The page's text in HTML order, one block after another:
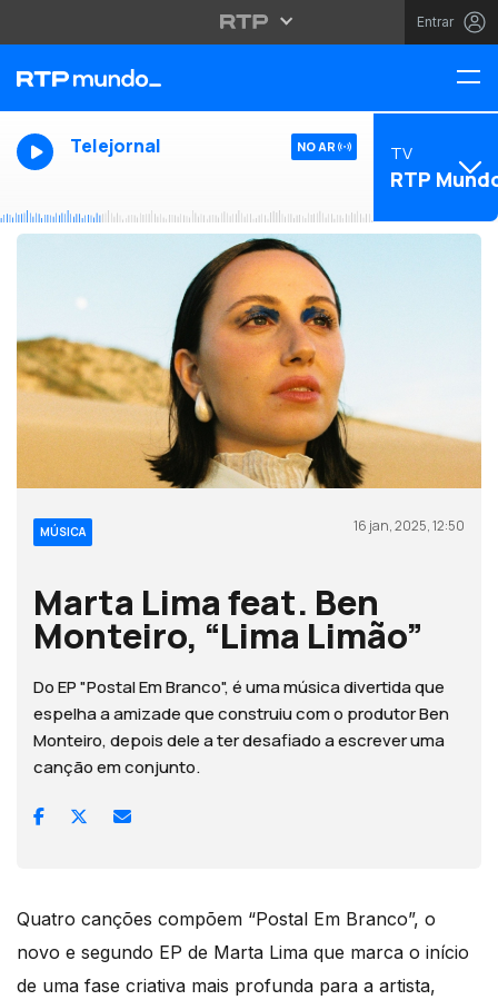
Entrar
Telejornal NO AR TV
RTP
MÚSICA 16 jan, 2025, 12:50
Marta Lima feat. Ben
Monteiro, “Lima Limão”
Do EP "Postal Em Branco", é uma música divertida que
espelha a amizade que construiu com o produtor Ben
Monteiro, depois dele a ter desafiado a escrever uma
canção em conjunto.
Quatro canções compõem “Postal Em Branco”, o
novo e segundo EP de Marta Lima que marca o início
de uma fase criativa mais profunda para a artista,